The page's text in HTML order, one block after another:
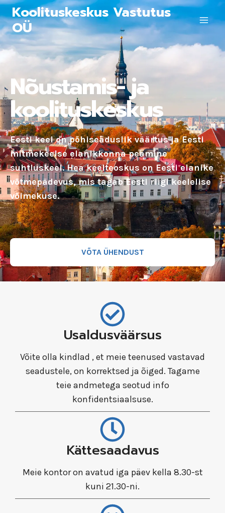
Koolituskeskus Vastutus
OÜ
Nõustamis- ja
koolituskeskus
Eesti keel on põhiseaduslik väärtus ja Eesti
mitmekeelse elanikkonna peamine
suhtluskeel. Hea keelteoskus on Eesti elanike
võtmepädevus, mis tagab Eesti riigi keelelise
võimekuse.
VÕTA ÜHENDUST
Usaldusväärsus
Võite olla kindlad , et meie teenused vastavad
seadustele, on korrektsed ja õiged. Tagame
teie andmetega seotud info
konfidentsiaalsuse.
Kättesaadavus
Meie kontor on avatud iga päev kella 8.30-st
kuni 21.30-ni.